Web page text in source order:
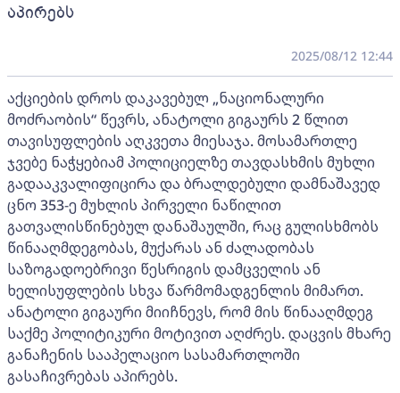
აპირებს
2025/08/12 12:44
აქციების დროს დაკავებულ „ნაციონალური
მოძრაობის“ წევრს, ანატოლი გიგაურს 2 წლით
თავისუფლების აღკვეთა მიესაჯა. მოსამართლე
ჯვებე ნაჭყებიამ პოლიციელზე თავდასხმის მუხლი
გადააკვალიფიცირა და ბრალდებული დამნაშავედ
ცნო 353-ე მუხლის პირველი ნაწილით
გათვალისწინებულ დანაშაულში, რაც გულისხმობს
წინააღმდეგობას, მუქარას ან ძალადობას
საზოგადოებრივი წესრიგის დამცველის ან
ხელისუფლების სხვა წარმომადგენლის მიმართ.
ანატოლი გიგაური მიიჩნევს, რომ მის წინააღმდეგ
საქმე პოლიტიკური მოტივით აღძრეს. დაცვის მხარე
განაჩენის სააპელაციო სასამართლოში
გასაჩივრებას აპირებს.